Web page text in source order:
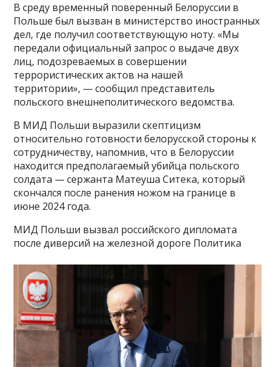
В среду временный поверенный Белоруссии в
Польше был вызван в министерство иностранных
дел, где получил соответствующую ноту. «Мы
передали официальный запрос о выдаче двух
лиц, подозреваемых в совершении
террористических актов на нашей
территории», — сообщил представитель
польского внешнеполитического ведомства.
В МИД Польши выразили скептицизм
относительно готовности белорусской стороны к
сотрудничеству, напомнив, что в Белоруссии
находится предполагаемый убийца польского
солдата — сержанта Матеуша Ситека, который
скончался после ранения ножом на границе в
июне 2024 года.
МИД Польши вызвал российского дипломата
после диверсий на железной дороге Политика